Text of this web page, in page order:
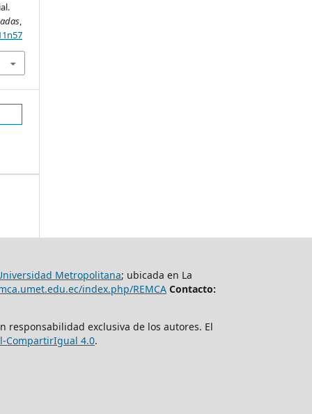
,
Metropolitana; ubicada en La
index.php/REMCA Contacto:
responsabilidad exclusiva de los autores. El
CompartirIgual 4.0.